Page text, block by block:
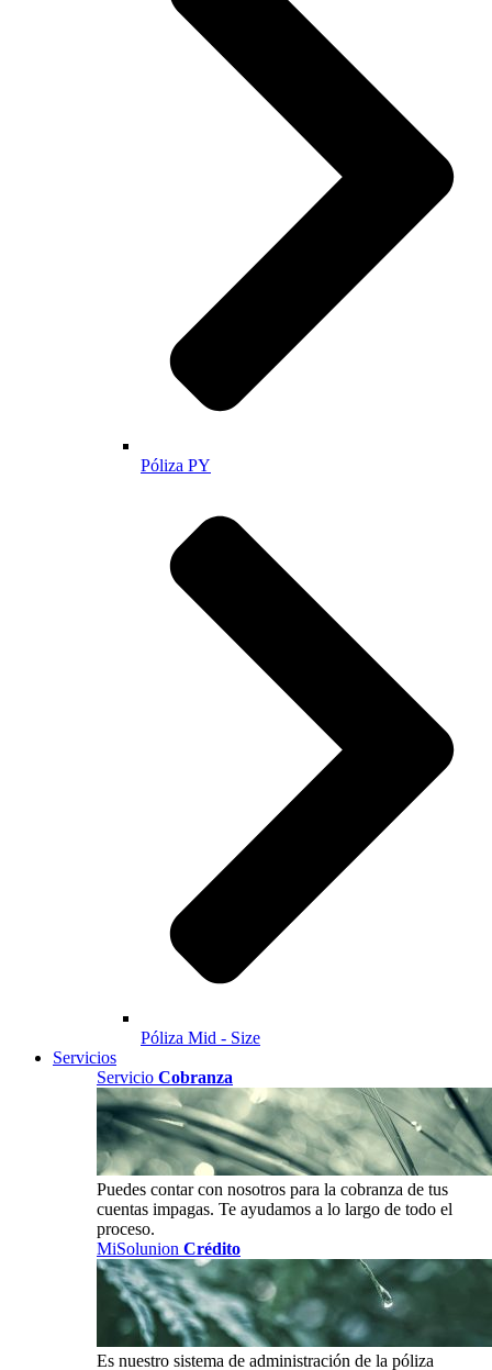
Póliza PY
Póliza Mid - Size
Servicios
Servicio Cobranza
Puedes contar con nosotros para la cobranza de tus
cuentas impagas. Te ayudamos a lo largo de todo el
proceso.
MiSolunion Crédito
Es nuestro sistema de administración de la póliza